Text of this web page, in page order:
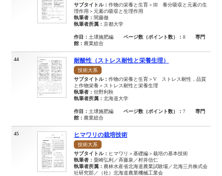
サブタイトル： 作物の栄養と生育＞III 養分吸収と元素の生
理作用＞元素の吸収と生理作用
執筆者： 間藤徹
執筆者所属： 京都大学
作目： 土壌施肥編 ページ数（ポイント数）： 8
専門
館： 農業総合
44 耐酸性（ストレス耐性と栄養生理）
技術大系
サブタイトル： 作物の栄養と生育＞V ストレス耐性，品質
と作物栄養＞ストレス耐性と栄養生理
執筆者： 但野利秋
執筆者所属： 北海道大学
作目： 土壌施肥編 ページ数（ポイント数）： 7
専門
館： 農業総合
45 ヒマワリの栽培技術
技術大系
サブタイトル： ヒマワリ＞基礎編＞栽培の基本技術
執筆者： 粟崎弘利／斉藤泉／村井信仁
執筆者所属： 農林水産省北海道農業試験場／北海三共株式会
社研究部／（社）北海道農業機械工業会